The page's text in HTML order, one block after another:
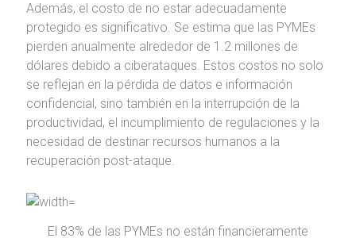
Además, el costo de no estar adecuadamente
protegido es significativo. Se estima que las PYMEs
pierden anualmente alrededor de 1.2 millones de
dólares debido a ciberataques. Estos costos no solo
se reflejan en la pérdida de datos e información
confidencial, sino también en la interrupción de la
productividad, el incumplimiento de regulaciones y la
necesidad de destinar recursos humanos a la
recuperación post-ataque.
El 83% de las PYMEs no están financieramente